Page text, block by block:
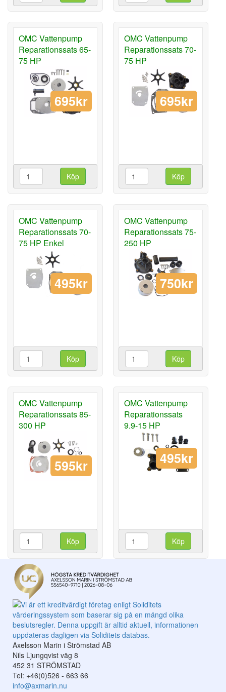
OMC Vattenpump
Reparationssats 65-
75 HP
695kr
Köp
OMC Vattenpump
Reparationssats 70-
75 HP
695kr
Köp
OMC Vattenpump
Reparationssats 70-
75 HP Enkel
495kr
Köp
OMC Vattenpump
Reparationssats 75-
250 HP
750kr
Köp
OMC Vattenpump
Reparationssats 85-
300 HP
595kr
Köp
OMC Vattenpump
Reparationssats
9.9-15 HP
495kr
Köp
Axelsson Marin i Strömstad AB
Nils Ljungqvist väg 8
452 31 STRÖMSTAD
Tel: +46(0)526 - 663 66
info@axmarin.nu